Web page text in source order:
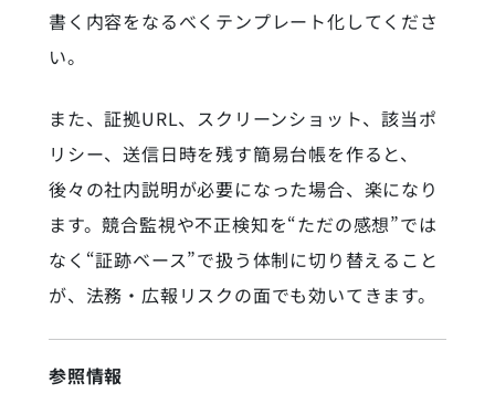
書く内容をなるべくテンプレート化してくださ
い。
また、証拠URL、スクリーンショット、該当ポ
リシー、送信日時を残す簡易台帳を作ると、
後々の社内説明が必要になった場合、楽になり
ます。競合監視や不正検知を“ただの感想”では
なく“証跡ベース”で扱う体制に切り替えること
が、法務・広報リスクの面でも効いてきます。
参照情報